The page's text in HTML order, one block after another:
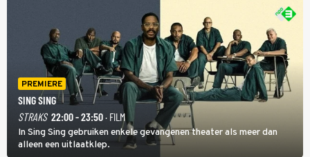
PREMIERE
SING SING
STRAKS 22:00 - 23:50· FILM
In Sing Sing gebruiken enkele gevangenen theater als meer dan
alleen een uitlaatklep.